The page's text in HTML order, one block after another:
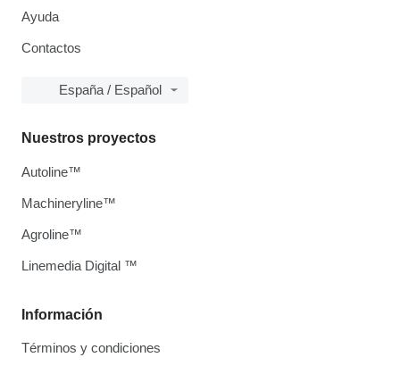
Ayuda
Contactos
España / Español
Información
Términos y condiciones
Nuestros proyectos
Autoline™
Machineryline™
Agroline™
Linemedia Digital ™